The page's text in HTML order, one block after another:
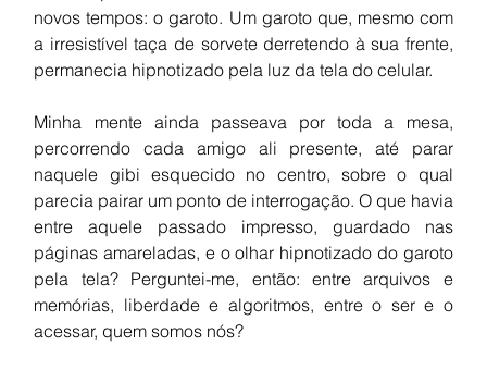
novos tempos: o garoto. Um garoto que, mesmo com
a irresistível taça de sorvete derretendo à sua frente,
permanecia hipnotizado pela luz da tela do celular.
Minha mente ainda passeava por toda a mesa,
percorrendo cada amigo ali presente, até parar
naquele gibi esquecido no centro, sobre o qual
parecia pairar um ponto de interrogação. O que havia
entre aquele passado impresso, guardado nas
páginas amareladas, e o olhar hipnotizado do garoto
pela tela? Perguntei-me, então: entre arquivos e
memórias, liberdade e algoritmos, entre o ser e o
acessar, quem somos nós?